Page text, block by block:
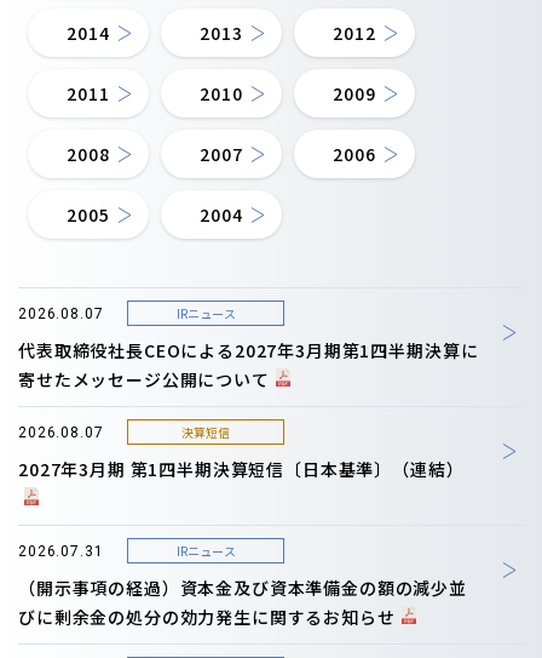
2014 2013 2012
2011 2010 2009
2008 2007 2006
2005 2004
2026.08.07 IRニュース
代表取締役社長CEOによる2027年3月期第1四半期決算に
寄せたメッセージ公開について
2026.08.07 決算短信
2027年3月期 第1四半期決算短信〔日本基準〕（連結）
2026.07.31 IRニュース
（開示事項の経過）資本金及び資本準備金の額の減少並
びに剰余金の処分の効力発生に関するお知らせ